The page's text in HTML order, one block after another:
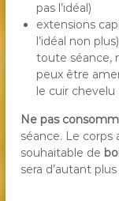
pas l’idéal)
extensions
l’idéal non
toute séance,
peux être
le cuir chevelu
Ne pas
séance. Le corps
souhaitable de
sera d’autant